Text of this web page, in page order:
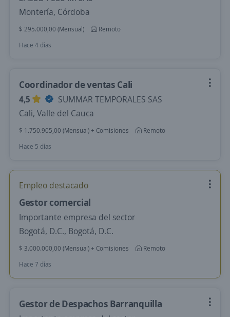
Montería, Córdoba
$ 295.000,00 (Mensual)
Remoto
Hace 4 días
Coordinador de ventas Cali
4,5
SUMMAR TEMPORALES SAS
Cali, Valle del Cauca
$ 1.750.905,00 (Mensual) + Comisiones
Remoto
Hace 5 días
Empleo destacado
Gestor comercial
Importante empresa del sector
Bogotá, D.C., Bogotá, D.C.
$ 3.000.000,00 (Mensual) + Comisiones
Remoto
Hace 7 días
Gestor de Despachos Barranquilla